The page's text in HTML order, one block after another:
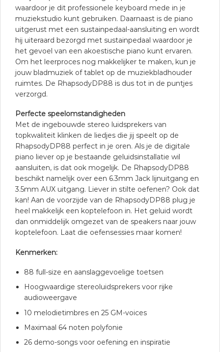
waardoor je dit professionele keyboard mede in je
muziekstudio kunt gebruiken. Daarnaast is de piano
uitgerust met een sustainpedaal-aansluiting en wordt
hij uiteraard bezorgd met sustainpedaal waardoor je
het gevoel van een akoestische piano kunt ervaren.
Om het leerproces nog makkelijker te maken, kun je
jouw bladmuziek of tablet op de muziekbladhouder
ruimtes. De RhapsodyDP88 is dus tot in de puntjes
verzorgd.
Perfecte speelomstandigheden
Met de ingebouwde stereo luidsprekers van
topkwaliteit klinken de liedjes die jij speelt op de
RhapsodyDP88 perfect in je oren. Als je de digitale
piano liever op je bestaande geluidsinstallatie wil
aansluiten, is dat ook mogelijk. De RhapsodyDP88
beschikt namelijk over een 6.3mm Jack lijnuitgang en
3.5mm AUX uitgang. Liever in stilte oefenen? Ook dat
kan! Aan de voorzijde van de RhapsodyDP88 plug je
heel makkelijk een koptelefoon in. Het geluid wordt
dan onmiddelijk omgezet van de speakers naar jouw
koptelefoon. Laat die oefensessies maar komen!
Kenmerken:
88 full-size en aanslaggevoelige toetsen
Hoogwaardige stereoluidsprekers voor rijke
audioweergave
10 melodietimbres en 25 GM-voices
Maximaal 64 noten polyfonie
26 demo-songs voor oefening en inspiratie